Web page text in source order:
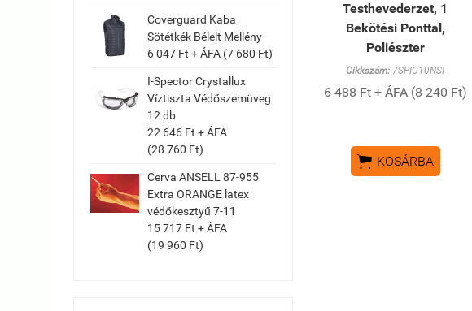
Coverguard Kaba
Sötétkék Bélelt Mellény
6 047 Ft + ÁFA (7 680 Ft)
I-Spector Crystallux
Víztiszta Védőszemüveg
12 db
22 646 Ft + ÁFA
(28 760 Ft)
Cerva ANSELL 87-955
Extra ORANGE latex
védőkesztyű 7-11
15 717 Ft + ÁFA
(19 960 Ft)
Testhevederzet, 1
Bekötési Ponttal,
Poliészter
Cikkszám: 7SPIC10NSI
6 488 Ft + ÁFA (8 240 Ft)
 KOSÁRBA